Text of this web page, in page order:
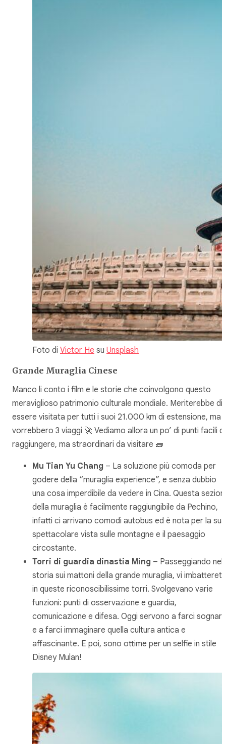
Foto di Victor He su Unsplash
Grande Muraglia Cinese
Manco li conto i film e le storie che coinvolgono questo
meraviglioso patrimonio culturale mondiale. Meriterebbe di
essere visitata per tutti i suoi 21.000 km di estensione, ma
vorrebbero 3 viaggi 🚀 Vediamo allora un po’ di punti facili
raggiungere, ma straordinari da visitare 🧱
Mu Tian Yu Chang – La soluzione più comoda per
godere della “muraglia experience”, e senza dubbio
una cosa imperdibile da vedere in Cina. Questa
della muraglia è facilmente raggiungibile da Pechino,
infatti ci arrivano comodi autobus ed è nota per la sua
spettacolare vista sulle montagne e il paesaggio
circostante.
Torri di guardia dinastia Ming – Passeggiando
storia sui mattoni della grande muraglia, vi imbatterete
in queste riconoscibilissime torri. Svolgevano varie
funzioni: punti di osservazione e guardia,
comunicazione e difesa. Oggi servono a farci sognare
e a farci immaginare quella cultura antica e
affascinante. E poi, sono ottime per un selfie in stile
Disney Mulan!